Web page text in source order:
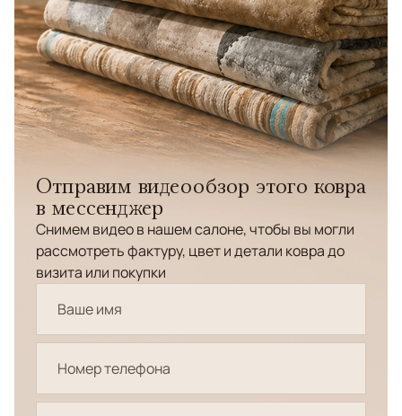
Отправим видеообзор этого ковра
в мессенджер
Снимем видео в нашем салоне, чтобы вы могли
рассмотреть фактуру, цвет и детали ковра до
визита или покупки